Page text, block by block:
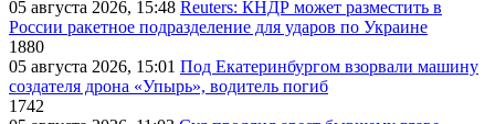
05 августа 2026, 15:48 Reuters: КНДР может разместить в
России ракетное подразделение для ударов по Украине
1880
05 августа 2026, 15:01 Под Екатеринбургом взорвали машину
создателя дрона «Упырь», водитель погиб
1742